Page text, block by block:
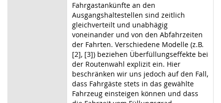
Fahrgastankünfte an den
Ausgangshaltestellen sind zeitlich
gleichverteilt und unabhägig
voneinander und von den Abfahrzeiten
der Fahrten. Verschiedene Modelle (z.B.
[2], [3]) beziehen Überfüllungseffekte bei
der Routenwahl explizit ein. Hier
beschränken wir uns jedoch auf den Fall,
dass Fahrgäste stets in das gewählte
Fahrzeug einsteigen können und dass